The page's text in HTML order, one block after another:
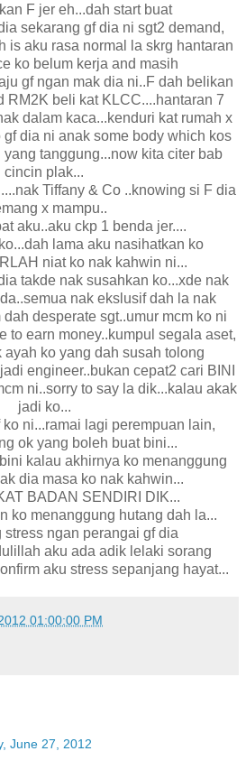
F jer eh...dah start buat
sekarang gf dia ni sgt2 demand,
is aku rasa normal la skrg hantaran
ko belum kerja and masih
gf ngan mak dia ni..F dah belikan
RM2K beli kat KLCC....hantaran 7
dalam kaca...kenduri kat rumah x
dia ni anak some body which kos
tanggung...now kita citer bab
cincin plak...
Tiffany & Co ..knowing si F dia
x mampu..
aku..aku ckp 1 benda jer....
lama aku nasihatkan ko
niat ko nak kahwin ni...
takde nak susahkan ko...xde nak
nak ekslusif dah la nak
desperate sgt..umur mcm ko ni
to earn money..kumpul segala aset,
ayah ko yang dah susah tolong
engineer..bukan cepat2 cari BINI
ni..sorry to say la dik...kalau akak
jadi ko...
ni...ramai lagi perempuan lain,
ok yang boleh buat bini...
kalau akhirnya ko menanggung
dia masa ko nak kahwin...
BADAN SENDIRI DIK...
ko menanggung hutang dah la...
stress ngan perangai gf dia
aku ada adik lelaki sorang
aku stress sepanjang hayat...
01:00:00 PM
June 27, 2012